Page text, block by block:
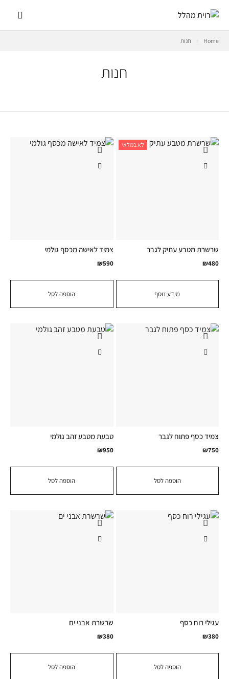
Home חנות
חנות
לא במלאי
מידע נוסף
שרשרת מטבע עתיק לגבר
₪480
הוספה לסל
צמיד לאישה מכסף גולמי
₪590
הוספה לסל
צמיד כסף פתוח לגבר
₪750
הוספה לסל
טבעת מטבע זהב גולמי
₪950
הוספה לסל
עגילי רוח כסף
₪380
הוספה לסל
שרשרת אבני ים
₪380